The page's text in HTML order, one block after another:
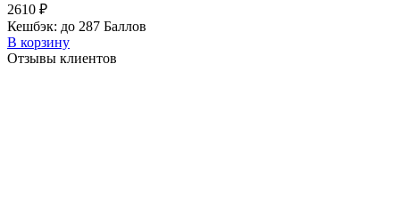
2610 ₽
Кешбэк: до 287 Баллов
В корзину
Отзывы клиентов